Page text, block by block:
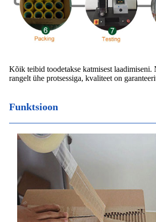
Kõik teibid toodetakse katmisest laadimiseni.
rangelt ühe protsessiga, kvaliteet on
Funktsioon